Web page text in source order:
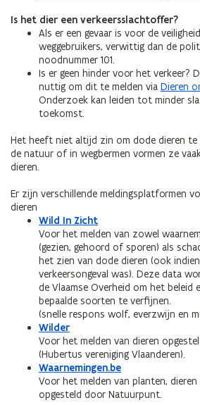
Is het dier een verkeersslachtoffer?
Als er een gevaar is voor de
weggebruikers, verwittig dan de
noodnummer 101.
Is er geen hinder voor het verkeer?
nuttig om dit te melden via Dieren
Onderzoek kan leiden tot minder
toekomst.
Het heeft niet altijd zin om dode dieren te
de natuur of in wegbermen vormen ze
dieren.
Er zijn verschillende meldingsplatformen
dieren
Wild In Zicht
Voor het melden van zowel
(gezien, gehoord of sporen) als
het zien van dode dieren (ook
verkeersongeval was). Deze data
de Vlaamse Overheid om het beleid
bepaalde soorten te verfijnen.
(snelle respons wolf, everzwijn en
Wilder
Voor het melden van dieren
(Hubertus vereniging Vlaanderen).
Waarnemingen.be
Voor het melden van planten,
opgesteld door Natuurpunt.